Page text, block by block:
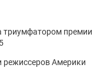
триумфатором премии
режиссеров Америки